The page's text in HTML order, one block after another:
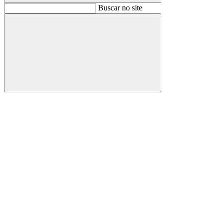
BuscarBuscar no site
Buscar